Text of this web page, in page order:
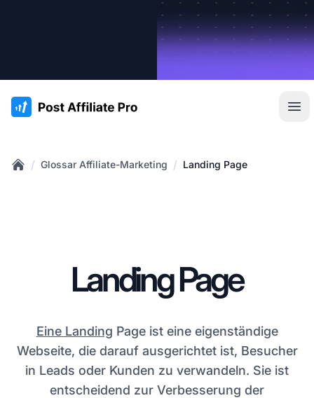
:site.title
/ Glossar Affiliate-Marketing / Landing Page
Landing Page
Eine Landing Page ist eine eigenständige
Webseite, die darauf ausgerichtet ist, Besucher
in Leads oder Kunden zu verwandeln. Sie ist
entscheidend zur Verbesserung der